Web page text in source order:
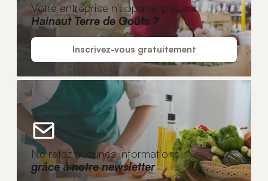
Votre entreprise n'apparaît pas sur
Hainaut Terre de Goûts ?
Inscrivez-vous gratuitement
Ne ratez aucunes informations
grâce à notre newsletter